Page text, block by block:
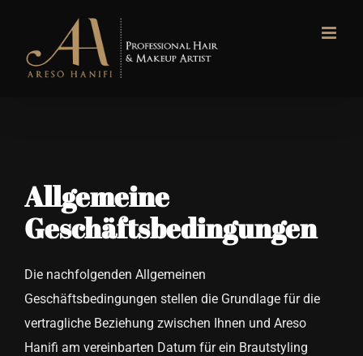
springen
Allgemeine
Geschäftsbedingungen
Die nachfolgenden Allgemeinen
Geschäftsbedingungen stellen die Grundlage für die
vertragliche Beziehung zwischen Ihnen und Areso
Hanifi am vereinbarten Datum für ein Brautstyling